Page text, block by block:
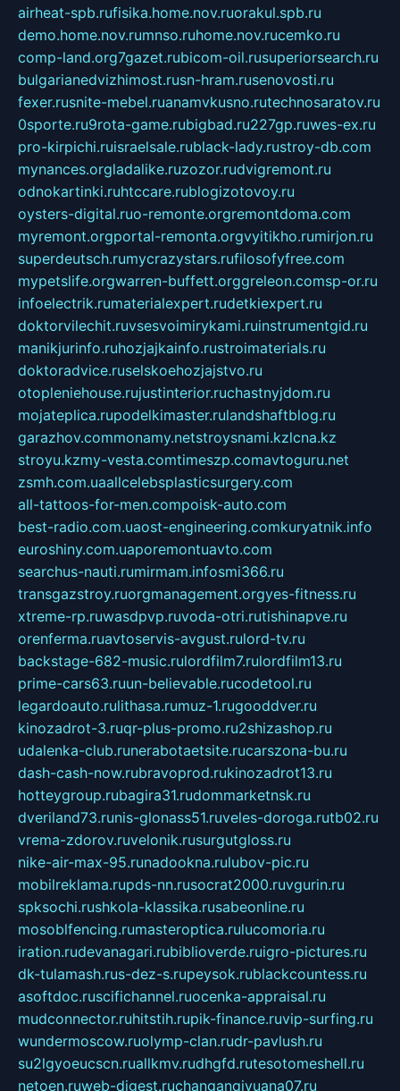
airheat-spb.rufisika.home.nov.ruorakul.spb.ru
demo.home.nov.rumnso.ruhome.nov.rucemko.ru
comp-land.org7gazet.rubicom-oil.rusuperiorsearch.ru
bulgarianedvizhimost.rusn-hram.rusenovosti.ru
fexer.rusnite-mebel.ruanamvkusno.rutechnosaratov.ru
0sporte.ru9rota-game.rubigbad.ru227gp.ruwes-ex.ru
pro-kirpichi.ruisraelsale.rublack-lady.rustroy-db.com
mynances.orgladalike.ruzozor.rudvigremont.ru
odnokartinki.ruhtccare.rublogizotovoy.ru
oysters-digital.ruo-remonte.orgremontdoma.com
myremont.orgportal-remonta.orgvyitikho.rumirjon.ru
superdeutsch.rumycrazystars.rufilosofyfree.com
mypetslife.orgwarren-buffett.orggreleon.comsp-or.ru
infoelectrik.rumaterialexpert.rudetkiexpert.ru
doktorvilechit.ruvsesvoimirykami.ruinstrumentgid.ru
manikjurinfo.ruhozjajkainfo.rustroimaterials.ru
doktoradvice.ruselskoehozjajstvo.ru
otopleniehouse.rujustinterior.ruchastnyjdom.ru
mojateplica.rupodelkimaster.rulandshaftblog.ru
garazhov.commonamy.netstroysnami.kzlcna.kz
stroyu.kzmy-vesta.comtimeszp.comavtoguru.net
zsmh.com.uaallcelebsplasticsurgery.com
all-tattoos-for-men.compoisk-auto.com
best-radio.com.uaost-engineering.comkuryatnik.info
euroshiny.com.uaporemontuavto.com
searchus-nauti.rumirmam.infosmi366.ru
transgazstroy.ruorgmanagement.orgyes-fitness.ru
xtreme-rp.ruwasdpvp.ruvoda-otri.rutishinapve.ru
orenferma.ruavtoservis-avgust.rulord-tv.ru
backstage-682-music.rulordfilm7.rulordfilm13.ru
prime-cars63.ruun-believable.rucodetool.ru
legardoauto.rulithasa.rumuz-1.rugooddver.ru
kinozadrot-3.ruqr-plus-promo.ru2shizashop.ru
udalenka-club.runerabotaetsite.rucarszona-bu.ru
dash-cash-now.rubravoprod.rukinozadrot13.ru
hotteygroup.rubagira31.rudommarketnsk.ru
dveriland73.runis-glonass51.ruveles-doroga.rutb02.ru
vrema-zdorov.ruvelonik.rusurgutgloss.ru
nike-air-max-95.runadookna.rulubov-pic.ru
mobilreklama.rupds-nn.rusocrat2000.ruvgurin.ru
spksochi.rushkola-klassika.rusabeonline.ru
mosoblfencing.rumasteroptica.rulucomoria.ru
iration.rudevanagari.rubiblioverde.ruigro-pictures.ru
dk-tulamash.rus-dez-s.rupeysok.rublackcountess.ru
asoftdoc.ruscifichannel.ruocenka-appraisal.ru
mudconnector.ruhitstih.rupik-finance.ruvip-surfing.ru
wundermoscow.ruolymp-clan.rudr-pavlush.ru
su2lgyoeucscn.ruallkmv.rudhgfd.rutesotomeshell.ru
netoen.ruweb-digest.ruchanganqiyuana07.ru